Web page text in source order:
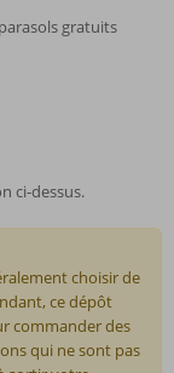
gratuits
ci-dessus.
choisir de
ce dépôt
commander des
qui ne sont pas